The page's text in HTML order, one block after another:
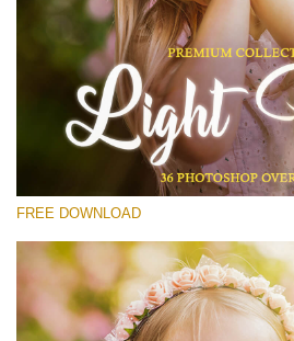
Please select
Free Photoshop Overlay #17
Small 800*533px
Light Rays
(36 Overlays)
Sunlight Collection
(290 Overlays)
FREE DOWNLOAD